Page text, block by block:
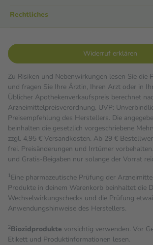
Rechtliches
Widerruf erklären
Zu Risiken und Nebenwirkungen lesen Sie die
und fragen Sie Ihre Ärztin, Ihren Arzt oder in
Üblicher Apothekenverkaufspreis berechnet
Arzneimittelpreisverordnung. UVP:
Preisempfehlung des Herstellers. Die
beinhalten die gesetzlich vorgeschriebene
zzgl. 4,95 € Versandkosten. Ab 29 €
frei. Preisänderungen und Irrtümer
und Gratis-Beigaben nur solange der Vorrat
1Eine pharmazeutische Prüfung der
Produkte in deinem Warenkorb beinhaltet die
Wechselwirkungschecks und die Prüfung
Anwendungshinweise des Herstellers.
2Biozidprodukte vorsichtig verwenden. Vor
Etikett und Produktinformationen lesen.